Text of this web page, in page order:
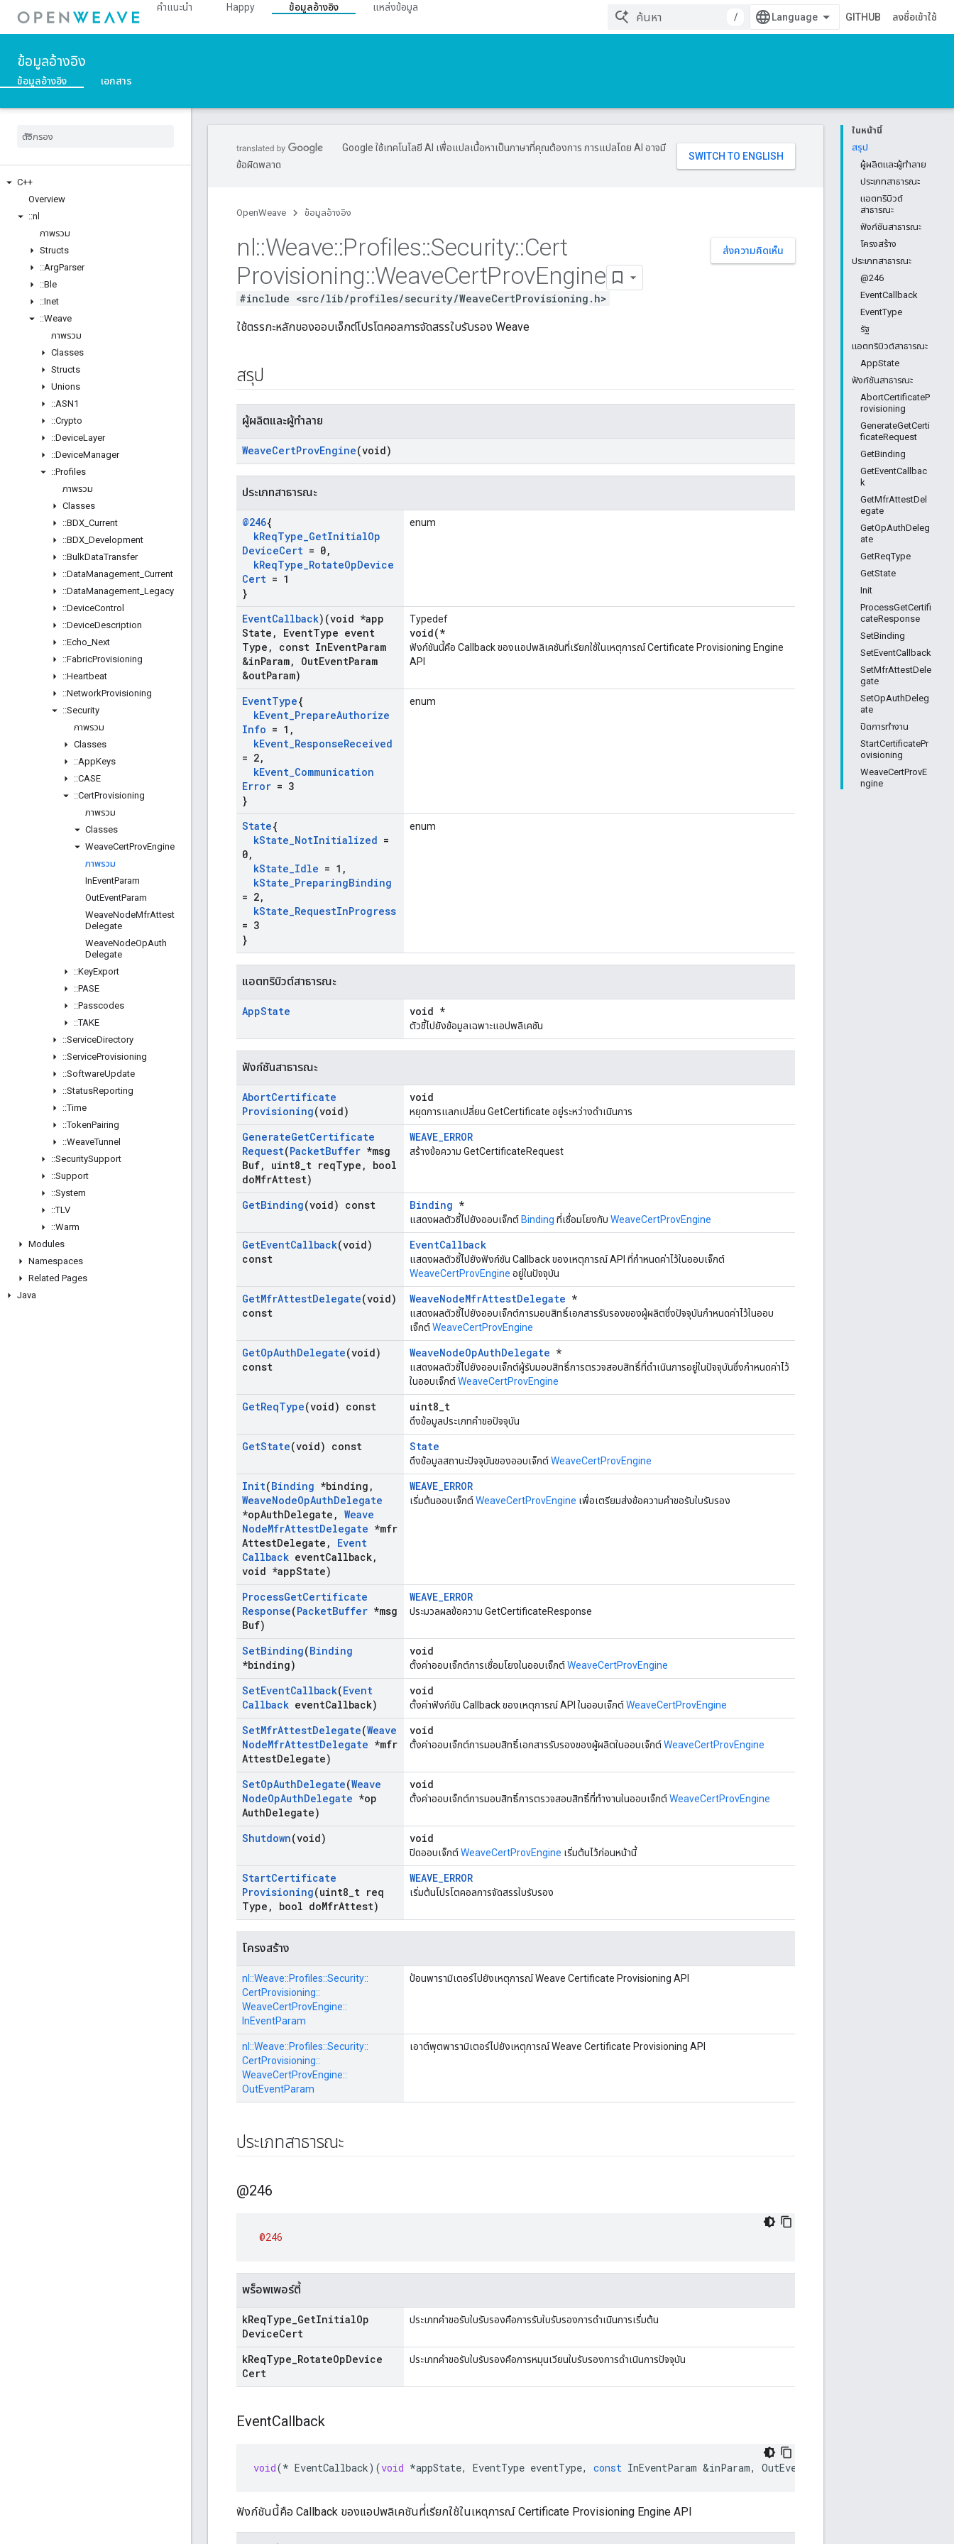
คำแนะนำ Happy ข้อมูลอ้างอิง
แหล่งข้อมูล
/
GITHUB ลงชื่อเข้าใช้
ข้อมูลอ้างอิง
ข้อมูลอ้างอิง เอกสาร
C++
Overview
::nl
ภาพรวม
Structs
::ArgParser
::Ble
::Inet
::Weave
ภาพรวม
Classes
Structs
Unions
::ASN1
::Crypto
::DeviceLayer
::DeviceManager
::Profiles
ภาพรวม
Classes
::BDX Current
::BDX Development
::BulkDataTransfer
::DataManagement Current
::DataManagement Legacy
::DeviceControl
::DeviceDescription
::Echo Next
::FabricProvisioning
::Heartbeat
::NetworkProvisioning
::Security
ภาพรวม
Classes
::AppKeys
::CASE
::CertProvisioning
ภาพรวม
Classes
WeaveCertProvEngine
ภาพรวม
InEventParam
OutEventParam
WeaveNodeMfrAttest
Delegate
WeaveNodeOpAuth
Delegate
::KeyExport
::PASE
::Passcodes
::TAKE
::ServiceDirectory
::ServiceProvisioning
::SoftwareUpdate
::StatusReporting
::Time
::TokenPairing
::WeaveTunnel
::SecuritySupport
::Support
::System
::TLV
::Warm
Modules
Namespaces
Related Pages
Java
ในหน้านี้
สรุป
ผู้ผลิตและผู้ทำลาย
ประเภทสาธารณะ
แอตทริบิวต์
สาธารณะ
ฟังก์ชันสาธารณะ
โครงสร้าง
ประเภทสาธารณะ
@246
EventCallback
EventType
รัฐ
แอตทริบิวต์สาธารณะ
AppState
ฟังก์ชันสาธารณะ
AbortCertificateP
rovisioning
GenerateGetCerti
ficateRequest
GetBinding
GetEventCallbac
k
GetMfrAttestDel
egate
GetOpAuthDeleg
ate
GetReqType
GetState
Init
ProcessGetCertifi
cateResponse
SetBinding
SetEventCallback
SetMfrAttestDele
gate
SetOpAuthDeleg
ate
ปิดการทำงาน
StartCertificatePr
ovisioning
WeaveCertProvE
ngine
Google ใช้เทคโนโลยี AI เพื่อแปลเนื้อหาเป็นภาษาที่คุณต้องการ การแปลโดย AI อาจมี
ข้อผิดพลาด
OpenWeave ข้อมูลอ้างอิง
ส่งความคิดเห็น
nl::Weave::Profiles::Security::Cert
Provisioning::WeaveCertProvEngine
#include <src/lib/profiles/security/WeaveCertProvisioning.h>
ใช้ตรรกะหลักของออบเจ็กต์โปรโตคอลการจัดสรรใบรับรอง Weave
สรุป
ผู้ผลิตและผู้ทำลาย
WeaveCertProvEngine(void)
ประเภทสาธารณะ
@246{
kReqType_GetInitialOp
DeviceCert = 0,
kReqType_RotateOpDevice
Cert = 1
}
enum
EventCallback)(void *app
State , EventType event
Type , const InEventParam
&inParam, OutEventParam
&outParam)
Typedef
void(*
ฟังก์ชันนี้คือ Callback ของแอปพลิเคชันที่เรียกใช้ในเหตุการณ์ Certificate Provisioning Engine
API
EventType{
kEvent_PrepareAuthorize
Info = 1 ,
kEvent_ResponseReceived
= 2,
kEvent_Communication
Error = 3
}
enum
State{
kState_NotInitialized =
0,
kState_Idle = 1 ,
kState_PreparingBinding
= 2,
kState_RequestInProgress
= 3
}
enum
แอตทริบิวต์สาธารณะ
AppState void *
ตัวชี้ไปยังข้อมูลเฉพาะแอปพลิเคชัน
ฟังก์ชันสาธารณะ
AbortCertificate
Provisioning(void)
void
หยุดการแลกเปลี่ยน GetCertificate อยู่ระหว่างดำเนินการ
GenerateGetCertificate
Request(PacketBuffer *msg
Buf, uint8 t reqType ,
bool
doMfrAttest)
WEAVE_ERROR
สร้างข้อความ GetCertificateRequest
GetBinding(void) const Binding *
แสดงผลตัวชี้ไปยังออบเจ็กต์ Binding ที่เชื่อมโยงกับ WeaveCertProvEngine
GetEventCallback(void)
const
EventCallback
แสดงผลตัวชี้ไปยังฟังก์ชัน Callback ของเหตุการณ์ API ที่กําหนดค่าไว้ในออบเจ็กต์
WeaveCertProvEngine อยู่ในปัจจุบัน
GetMfrAttestDelegate(void)
const
WeaveNodeMfrAttestDelegate *
แสดงผลตัวชี้ไปยังออบเจ็กต์การมอบสิทธิ์เอกสารรับรองของผู้ผลิตซึ่งปัจจุบันกำหนดค่าไว้ในออบ
เจ็กต์WeaveCertProvEngine
GetOpAuthDelegate(void)
const
WeaveNodeOpAuthDelegate *
แสดงผลตัวชี้ไปยังออบเจ็กต์ผู้รับมอบสิทธิ์การตรวจสอบสิทธิ์ที่ดำเนินการอยู่ในปัจจุบันซึ่งกำหนดค่าไว้
ในออบเจ็กต์WeaveCertProvEngine
GetReqType(void) const uint8_t
ดึงข้อมูลประเภทคำขอปัจจุบัน
GetState(void) const State
ดึงข้อมูลสถานะปัจจุบันของออบเจ็กต์WeaveCertProvEngine
Init(Binding *binding ,
WeaveNodeOpAuthDelegate
*opAuthDelegate , Weave
NodeMfrAttestDelegate *mfr
AttestDelegate ,
Event
Callback eventCallback,
void *appState)
WEAVE_ERROR
เริ่มต้นออบเจ็กต์WeaveCertProvEngine เพื่อเตรียมส่งข้อความคำขอรับใบรับรอง
ProcessGetCertificate
Response(PacketBuffer *msg
Buf)
WEAVE_ERROR
ประมวลผลข้อความ GetCertificateResponse
SetBinding(Binding
*binding)
void
ตั้งค่าออบเจ็กต์การเชื่อมโยงในออบเจ็กต์WeaveCertProvEngine
SetEventCallback(Event
Callback eventCallback)
void
ตั้งค่าฟังก์ชัน Callback ของเหตุการณ์ API ในออบเจ็กต์WeaveCertProvEngine
SetMfrAttestDelegate(Weave
NodeMfrAttestDelegate *mfr
AttestDelegate)
void
ตั้งค่าออบเจ็กต์การมอบสิทธิ์เอกสารรับรองของผู้ผลิตในออบเจ็กต์WeaveCertProvEngine
SetOpAuthDelegate(Weave
NodeOpAuthDelegate *op
AuthDelegate)
void
ตั้งค่าออบเจ็กต์การมอบสิทธิ์การตรวจสอบสิทธิ์ที่ทำงานในออบเจ็กต์WeaveCertProvEngine
Shutdown(void) void
ปิดออบเจ็กต์WeaveCertProvEngine เริ่มต้นไว้ก่อนหน้านี้
StartCertificate
Provisioning(uint8 t req
Type , bool doMfrAttest)
WEAVE_ERROR
เริ่มต้นโปรโตคอลการจัดสรรใบรับรอง
โครงสร้าง
nl::Weave::Profiles::Security::
CertProvisioning::
WeaveCertProvEngine::
InEventParam
ป้อนพารามิเตอร์ไปยังเหตุการณ์ Weave Certificate Provisioning API
nl::Weave::Profiles::Security::
CertProvisioning::
WeaveCertProvEngine::
OutEventParam
เอาต์พุตพารามิเตอร์ไปยังเหตุการณ์ Weave Certificate Provisioning API
ประเภทสาธารณะ
@246
@246
พร็อพเพอร์ตี้
kReqType GetInitialOp
DeviceCert
ประเภทคำขอรับใบรับรองคือการรับใบรับรองการดำเนินการเริ่มต้น
kReqType RotateOpDevice
Cert
ประเภทคำขอรับใบรับรองคือการหมุนเวียนใบรับรองการดำเนินการปัจจุบัน
EventCallback
void(* EventCallback)(void *appState, EventType eventType, const InEventParam &inParam, OutEventParam
ฟังก์ชันนี้คือ Callback ของแอปพลิเคชันที่เรียกใช้ในเหตุการณ์ Certificate Provisioning Engine API